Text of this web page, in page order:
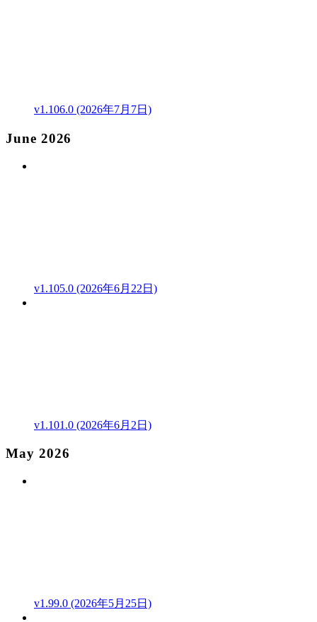
v1.106.0 (2026年7月7日)
June 2026
v1.105.0 (2026年6月22日)
v1.101.0 (2026年6月2日)
May 2026
v1.99.0 (2026年5月25日)